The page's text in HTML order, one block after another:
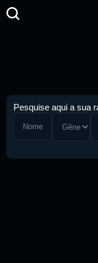
Pesquise aqui a sua